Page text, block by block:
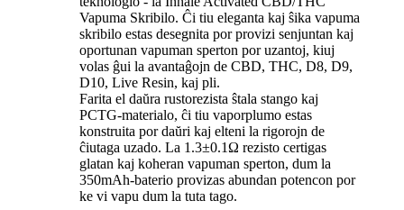
Vapuma Skribilo. Ĉi tiu eleganta kaj ŝika vapuma
skribilo estas desegnita por provizi senjuntan kaj
oportunan vapuman sperton por uzantoj, kiuj
volas ĝui la avantaĝojn de CBD, THC, D8, D9,
D10, Live Resin, kaj pli.
Farita el daŭra rustorezista ŝtala stango kaj
PCTG-materialo, ĉi tiu vaporplumo estas
konstruita por daŭri kaj elteni la rigorojn de
ĉiutaga uzado. La 1.3±0.1Ω rezisto certigas
glatan kaj koheran vapuman sperton, dum la
350mAh-baterio provizas abundan potencon por
ke vi vapu dum la tuta tago.